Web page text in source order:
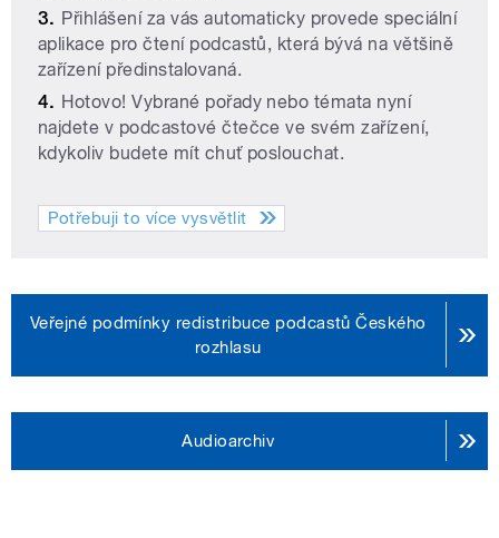
Přihlášení za vás automaticky provede speciální
aplikace pro čtení podcastů, která bývá na většině
zařízení předinstalovaná.
Hotovo! Vybrané pořady nebo témata nyní
najdete v podcastové čtečce ve svém zařízení,
kdykoliv budete mít chuť poslouchat.
Potřebuji to více vysvětlit
Veřejné podmínky redistribuce podcastů Českého
rozhlasu
Audioarchiv